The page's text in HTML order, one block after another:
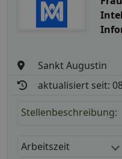
Sankt Augustin
aktualisiert seit:
Stellenbeschreibung:
Arbeitszeit